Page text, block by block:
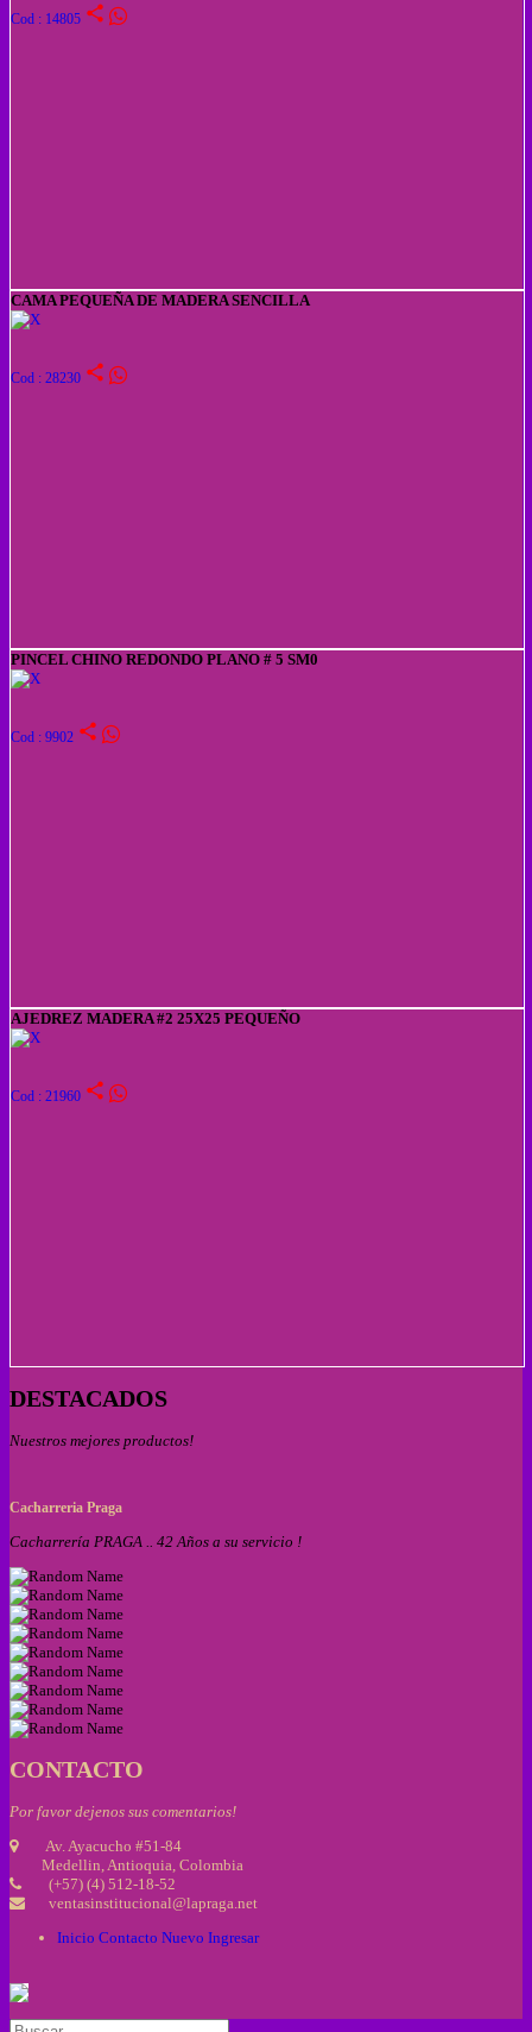
Cod : 14805 share
CAMA PEQUEÑA DE MADERA SENCILLA
Cod : 28230 share
PINCEL CHINO REDONDO PLANO # 5 SM0
Cod : 9902 share
AJEDREZ MADERA #2 25X25 PEQUEÑO
Cod : 21960 share
DESTACADOS
Nuestros mejores productos!
Cacharreria Praga
Cacharrería PRAGA .. 42 Años a su servicio !
CONTACTO
Por favor dejenos sus comentarios!
Av. Ayacucho #51-84
Medellin, Antioquia, Colombia
(+57) (4) 512-18-52
ventasinstitucional@lapraga.net
Inicio Contacto Nuevo Ingresar